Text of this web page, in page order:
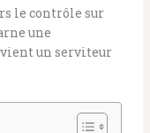
le contrôle sur
une
un serviteur